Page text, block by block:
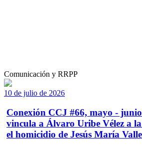
Comunicación y RRPP
10 de julio de 2026
Conexión CCJ #66, mayo -
vincula a Álvaro Uribe Vélez a
el homicidio de Jesús María Valle